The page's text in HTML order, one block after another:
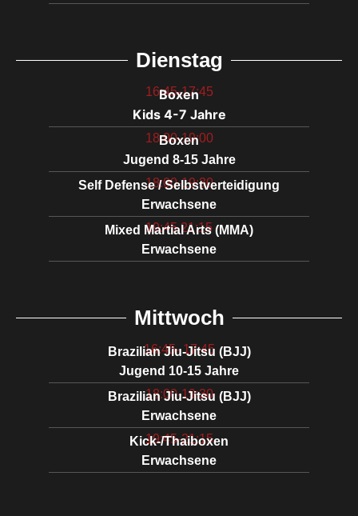
Dienstag
16:45-17:45
Boxen
Kids 4-7 Jahre
18:00-19:00
Boxen
Jugend 8-15 Jahre
18:00-19:30
Self Defense / Selbstverteidigung
Erwachsene
19:45 21:15
Mixed Martial Arts (MMA)
Erwachsene
Mittwoch
16:45- 17:45
Brazilian Jiu-Jitsu (BJJ)
Jugend 10-15 Jahre
18:00-19:30
Brazilian Jiu-Jitsu (BJJ)
Erwachsene
19:45-21:15
Kick-/Thaiboxen
Erwachsene